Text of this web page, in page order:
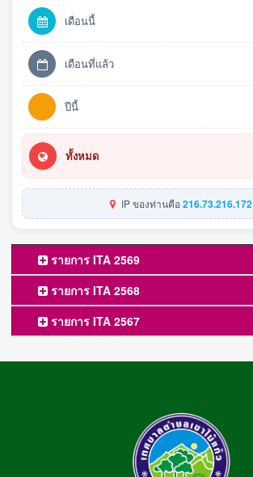
เดือนนี้
เดือนที่แล้ว
ปีนี้
ทั้งหมด
IP ของท่านคือ216.73.216.172
รายการ ITA 2569
รายการ ITA 2568
รายการ ITA 2567